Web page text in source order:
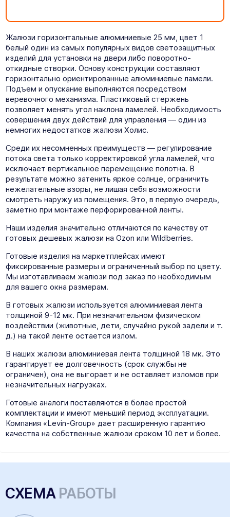
Жалюзи горизонтальные алюминиевые 25 мм, цвет 1
белый один из самых популярных видов светозащитных
изделий для установки на двери либо поворотно-
откидные створки. Основу конструкции составляют
горизонтально ориентированные алюминиевые ламели.
Подъем и опускание выполняются посредством
веревочного механизма. Пластиковый стержень
позволяет менять угол наклона ламелей. Необходимость
совершения двух действий для управления — один из
немногих недостатков жалюзи Холис.
Среди их несомненных преимуществ — регулирование
потока света только корректировкой угла ламелей, что
исключает вертикальное перемещение полотна. В
результате можно затенить яркое солнце, ограничить
нежелательные взоры, не лишая себя возможности
смотреть наружу из помещения. Это, в первую очередь,
заметно при монтаже перфорированной ленты.
Наши изделия значительно отличаются по качеству от
готовых дешевых жалюзи на Ozon или Wildberries.
Готовые изделия на маркетплейсах имеют
фиксированные размеры и ограниченный выбор по цвету.
Мы изготавливаем жалюзи под заказ по необходимым
для вашего окна размерам.
В готовых жалюзи используется алюминиевая лента
толщиной 9-12 мк. При незначительном физическом
воздействии (животные, дети, случайно рукой задели и т.
д.) на такой ленте остается излом.
В наших жалюзи алюминиевая лента толщиной 18 мк. Это
гарантирует ее долговечность (срок службы не
ограничен), она не выгорает и не оставляет изломов при
незначительных нагрузках.
Готовые аналоги поставляются в более простой
комплектации и имеют меньший период эксплуатации.
Компания «Levin-Group» дает расширенную гарантию
качества на собственные жалюзи сроком 10 лет и более.
СХЕМАРАБОТЫ